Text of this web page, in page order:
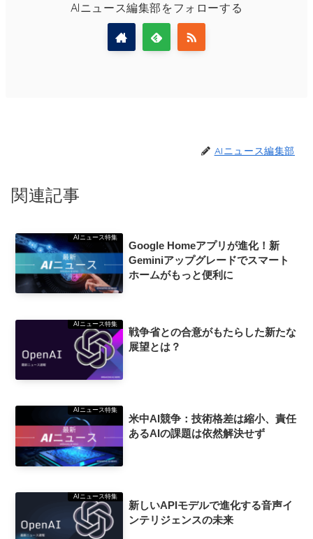
AIニュース編集部をフォローする
AIニュース編集部
関連記事
AIニュース特集
Google Homeアプリが進化！新
Geminiアップグレードでスマート
ホームがもっと便利に
AIニュース特集
戦争省との合意がもたらした新たな
展望とは？
AIニュース特集
米中AI競争：技術格差は縮小、責任
あるAIの課題は依然解決せず
AIニュース特集
新しいAPIモデルで進化する音声イ
ンテリジェンスの未来